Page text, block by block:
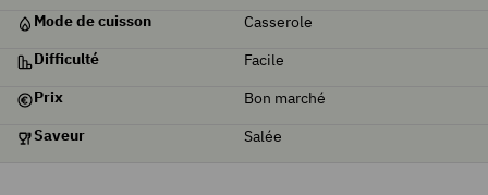
Mode de cuisson
Casserole
Difficulté
Facile
Prix
Bon marché
Saveur
Salée